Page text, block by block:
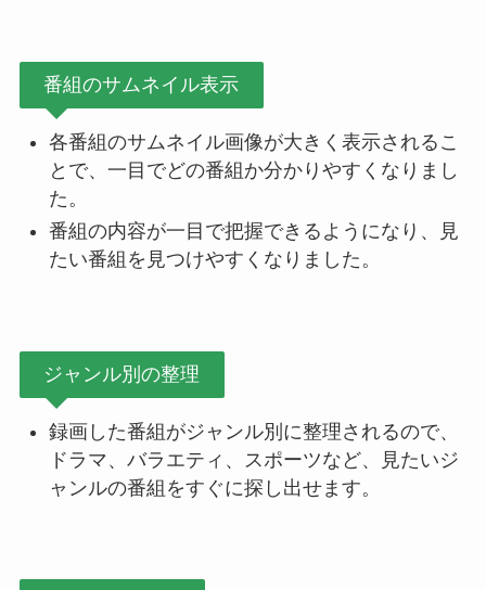
番組のサムネイル表示
各番組のサムネイル画像が大きく表示されるこ
とで、一目でどの番組か分かりやすくなりまし
た。
番組の内容が一目で把握できるようになり、見
たい番組を見つけやすくなりました。
ジャンル別の整理
録画した番組がジャンル別に整理されるので、
ドラマ、バラエティ、スポーツなど、見たいジ
ャンルの番組をすぐに探し出せます。